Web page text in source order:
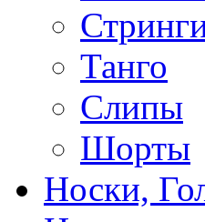
Танго
Слипы
Шорты
Носки,